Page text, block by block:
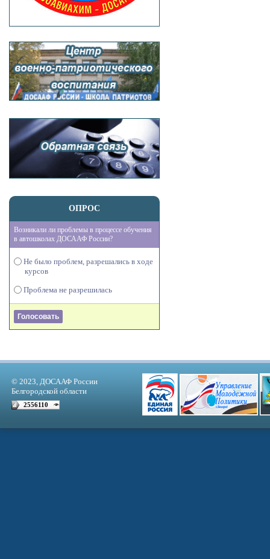
ОПРОС
Возникали ли проблемы в процессе обучения
в автошколах ДОСААФ России?
Не было проблем, разрешались в ходе
курсов
Проблема не разрешилась
© 2023, ДОСААФ России
Белгородской области
2556110